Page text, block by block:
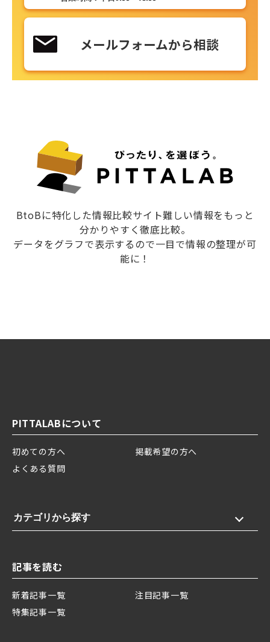
メールフォームから相談
BtoBに特化した情報比較サイト難しい情報をもっと
分かりやすく徹底比較。
データをグラフで表示するので一目で情報の整理が可
能に！
PITTALABについて
初めての方へ
掲載希望の方へ
よくある質問
カテゴリから探す
記事を読む
新着記事一覧
注目記事一覧
特集記事一覧